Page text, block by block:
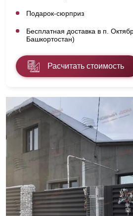
Подарок-сюрприз
Бесплатная доставка в п.
Башкортостан)
Расчитать стоимость